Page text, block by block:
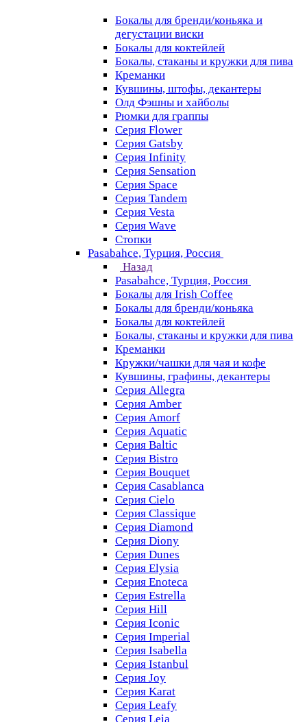
Бокалы для бренди/коньяка и
дегустации виски
Бокалы для коктейлей
Бокалы, стаканы и кружки для пива
Креманки
Кувшины, штофы, декантеры
Олд Фэшны и хайболы
Рюмки для граппы
Серия Flower
Серия Gatsby
Серия Infinity
Серия Sensation
Серия Space
Серия Tandem
Серия Vesta
Серия Wave
Стопки
Pasabahce, Турция, Россия
Назад
Pasabahce, Турция, Россия
Бокалы для Irish Coffee
Бокалы для бренди/коньяка
Бокалы для коктейлей
Бокалы, стаканы и кружки для пива
Креманки
Кружки/чашки для чая и кофе
Кувшины, графины, декантеры
Серия Allegra
Серия Amber
Серия Amorf
Серия Aquatic
Серия Baltic
Серия Bistro
Серия Bouquet
Серия Casablanсa
Серия Cielo
Серия Classique
Серия Diamond
Серия Diony
Серия Dunes
Серия Elysia
Серия Enoteca
Серия Estrella
Серия Hill
Серия Iconic
Серия Imperial
Серия Isabella
Серия Istanbul
Серия Joy
Серия Karat
Серия Leafy
Серия Leia